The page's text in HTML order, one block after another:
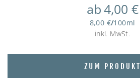
ab4,00 €
8,00 €/100ml
inkl. MwSt.
ZUM PRODUKT